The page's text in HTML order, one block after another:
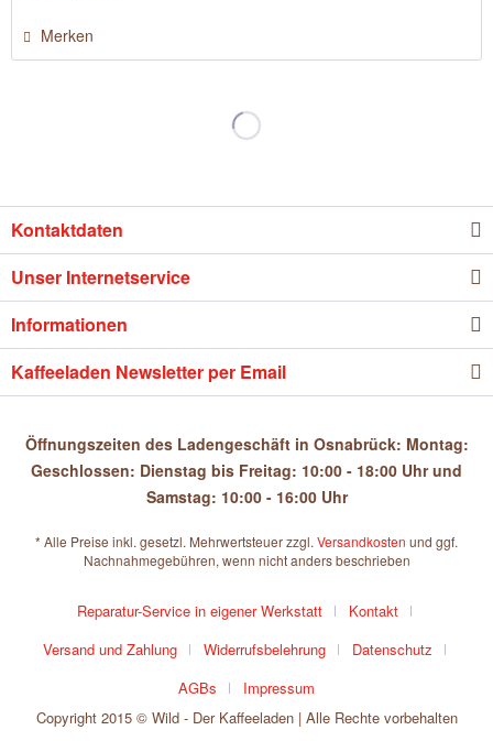
Merken
Kontaktdaten
Unser Internetservice
Informationen
Kaffeeladen Newsletter per Email
Öffnungszeiten des Ladengeschäft in Osnabrück: Montag:
Geschlossen: Dienstag bis Freitag: 10:00 - 18:00 Uhr und
Samstag: 10:00 - 16:00 Uhr
* Alle Preise inkl. gesetzl. Mehrwertsteuer zzgl. Versandkosten und ggf.
Nachnahmegebühren, wenn nicht anders beschrieben
Reparatur-Service in eigener Werkstatt
Kontakt
Versand und Zahlung
Widerrufsbelehrung
Datenschutz
AGBs
Impressum
Copyright 2015 © Wild - Der Kaffeeladen | Alle Rechte vorbehalten